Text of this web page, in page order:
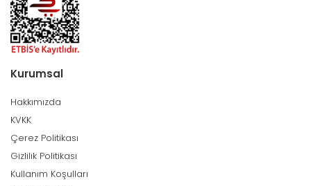
Kurumsal
Hakkımızda
KVKK
Çerez Politikası
Gizlilik Politikası
Kullanım Koşulları